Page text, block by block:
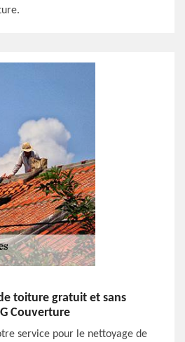
toiture gratuit et sans
Couverture
service pour le nettoyage de